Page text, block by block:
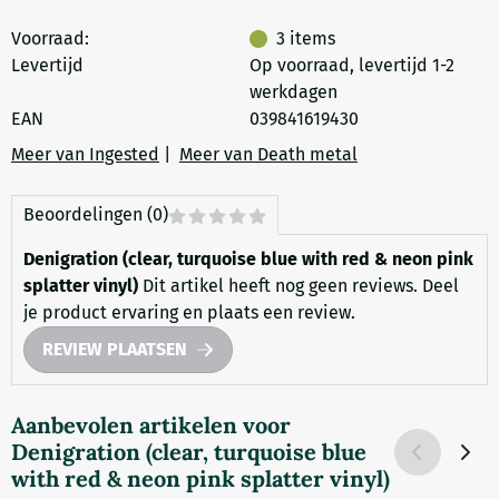
Voorraad: 3 items
Levertijd
Op voorraad, levertijd 1-2
werkdagen
EAN
039841619430
Meer van Ingested
Meer van Death metal
Beoordelingen (0)
Denigration (clear, turquoise blue with red & neon pink
splatter vinyl) Dit artikel heeft nog geen reviews. Deel
je product ervaring en plaats een review.
REVIEW PLAATSEN
Aanbevolen artikelen voor
Denigration (clear, turquoise blue
with red & neon pink splatter vinyl)